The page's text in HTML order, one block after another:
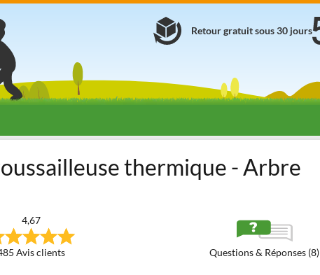
Retour gratuit sous 30 jours
thermique - Arbre
4,67
Avis clients Questions & Réponses (8)